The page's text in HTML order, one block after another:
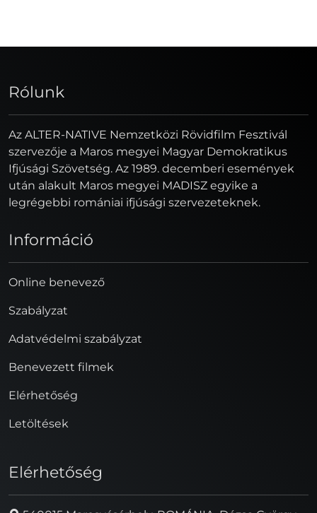
Rólunk
Az ALTER-NATIVE Nemzetközi Rövidfilm Fesztivál
szervezője a Maros megyei Magyar Demokratikus
Ifjúsági Szövetség. Az 1989. decemberi események
után alakult Maros megyei MADISZ egyike a
legrégebbi romániai ifjúsági szervezeteknek.
Információ
Online benevező
Szabályzat
Adatvédelmi szabályzat
Benevezett filmek
Elérhetőség
Letöltések
Elérhetőség